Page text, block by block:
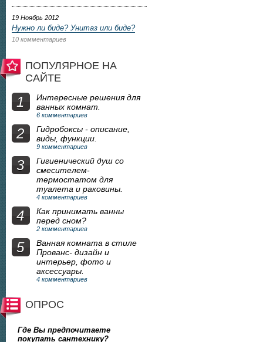
19 Ноябрь 2012
Нужно ли биде? Унитаз или биде?
10 комментариев
ПОПУЛЯРНОЕ НА
САЙТЕ
1
Интересные решения для
ванных комнат.
6 комментариев
2
Гидробоксы - описание,
виды, функции.
9 комментариев
3
Гигиенический душ со
смесителем-
термостатом для
туалета и раковины.
4 комментариев
4
Как принимать ванны
перед сном?
2 комментариев
5
Ванная комната в стиле
Прованс- дизайн и
интерьер, фото и
аксессуары.
4 комментариев
ОПРОС
Где Вы предпочитаете
покупать сантехнику?